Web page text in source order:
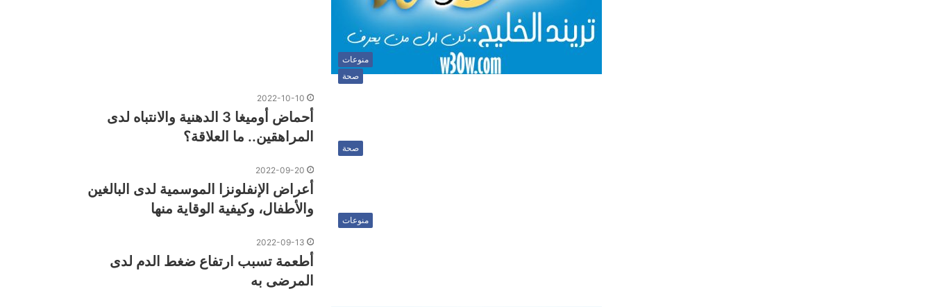
منوعات
صحة
2022-10-10
أحماض أوميغا 3 الدهنية والانتباه لدى
المراهقين.. ما العلاقة؟
صحة
2022-09-20
أعراض الإنفلونزا الموسمية لدى البالغين
والأطفال، وكيفية الوقاية منها
منوعات
2022-09-13
أطعمة تسبب ارتفاع ضغط الدم لدى
المرضى به